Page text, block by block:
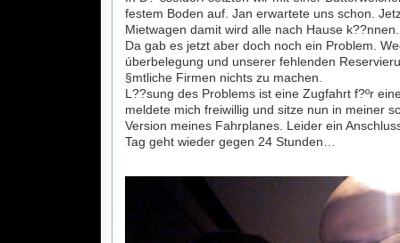
festem Boden auf. Jan erwartete uns schon.
Mietwagen damit wird alle nach Hause k??nnen.
Da gab es jetzt aber doch noch ein Problem.
úberbelegung und unserer fehlenden
§mtliche Firmen nichts zu machen.
L??sung des Problems ist eine Zugfahrt f?ºr
meldete mich freiwillig und sitze nun in meiner
Version meines Fahrplanes. Leider ein
Tag geht wieder gegen 24 Stunden…